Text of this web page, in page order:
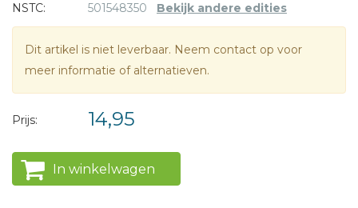
NSTC:
501548350 Bekijk andere edities
Dit artikel is niet leverbaar. Neem contact op voor
meer informatie of alternatieven.
Prijs: 14,95
In winkelwagen